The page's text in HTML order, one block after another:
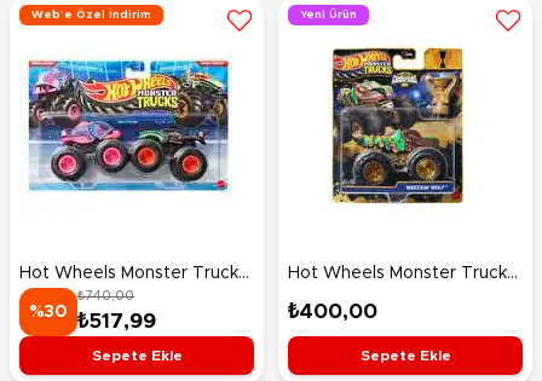
Web'e Özel İndirim
Hot Wheels Monster Trucks
Güçlü İkili 1:64 Arabalar Piran-
Ahhhh & Shark Wreak JLV82
%30
₺740,00
₺517,99
Sepete Ekle
Yeni Ürün
Hot Wheels Monster Trucks
Arabalar Bigfoot Trophy
Şampiyonları Wreckin Wolf
JMV65
₺400,00
Sepete Ekle